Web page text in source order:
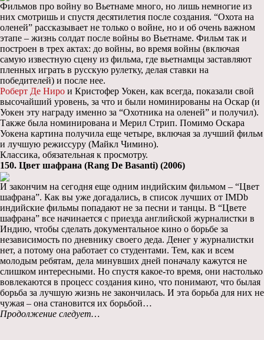
Фильмов про войну во Вьетнаме много, но лишь немногие из
них смотришь и спустя десятилетия после создания. “Охота на
оленей” рассказывает не только о войне, но и об очень важном
этапе – жизнь солдат после войны во Вьетнаме. Фильм так и
построен в трех актах: до войны, во время войны (включая
самую известную сцену из фильма, где вьетнамцы заставляют
пленных играть в русскую рулетку, делая ставки на
победителей) и после нее.
Роберт Де Ниро и Кристофер Уокен, как всегда, показали свой
высочайший уровень, за что и были номинированы на Оскар (и
Уокен эту награду именно за “Охотника на оленей” и получил).
Также была номинирована и Мерил Стрип. Помимо Оскара
Уокена картина получила еще четыре, включая за лучший фильм
и лучшую режиссуру (Майкл Чимино).
Классика, обязательная к просмотру.
150. Цвет шафрана (Rang De Basanti) (2006)
И закончим на сегодня еще одним индийским фильмом – “Цвет
шафрана”. Как вы уже догадались, в список лучших от IMDb
индийские фильмы попадают не за песни и танцы. В “Цвете
шафрана” все начинается с приезда английской журналистки в
Индию, чтобы сделать документальное кино о борьбе за
независимость по дневнику своего деда. Денег у журналистки
нет, а потому она работает со студентами. Тем, как и всем
молодым ребятам, дела минувших дней поначалу кажутся не
слишком интересными. Но спустя какое-то время, они настолько
вовлекаются в процесс создания кино, что понимают, что былая
борьба за лучшую жизнь не закончилась. И эта борьба для них не
чужая – она становится их борьбой…
Продолжение следует…